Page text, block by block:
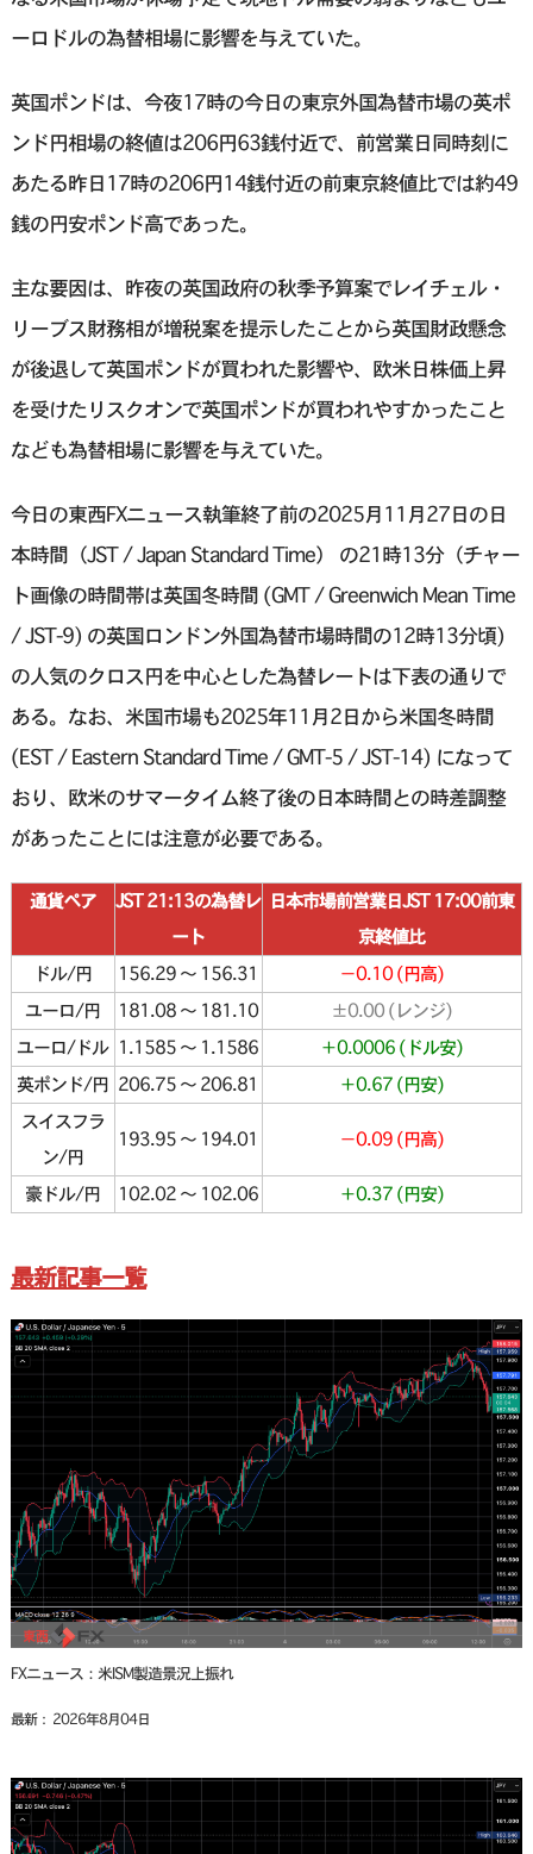
ーロドルの為替相場に影響を与えていた。
英国ポンドは、今夜17時の今日の東京外国為替市場の英ポ
ンド円相場の終値は206円63銭付近で、前営業日同時刻に
あたる昨日17時の206円14銭付近の前東京終値比では約49
銭の円安ポンド高であった。
主な要因は、昨夜の英国政府の秋季予算案でレイチェル・
リーブス財務相が増税案を提示したことから英国財政懸念
が後退して英国ポンドが買われた影響や、欧米日株価上昇
を受けたリスクオンで英国ポンドが買われやすかったこと
なども為替相場に影響を与えていた。
今日の東西FXニュース執筆終了前の2025月11月27日の日
本時間（JST / Japan Standard Time） の21時13分（チャー
ト画像の時間帯は英国冬時間 (GMT / Greenwich Mean Time
/ JST-9) の英国ロンドン外国為替市場時間の12時13分頃)
の人気のクロス円を中心とした為替レートは下表の通りで
ある。なお、米国市場も2025年11月2日から米国冬時間
(EST / Eastern Standard Time / GMT-5 / JST-14) になって
おり、欧米のサマータイム終了後の日本時間との時差調整
があったことには注意が必要である。
通貨ペア
JST 21:13の為替レ
ート
日本市場前営業日JST 17:00前東
京終値比
ドル/円
156.29 〜 156.31
−0.10 (円高)
ユーロ/円
181.08 〜 181.10
±0.00 (レンジ)
ユーロ/ドル 1.1585 〜 1.1586
＋0.0006 (ドル安)
英ポンド/円 206.75 〜 206.81
＋0.67 (円安)
スイスフラ
ン/円
193.95 〜 194.01 −0.09 (円高)
豪ドル/円 102.02 〜 102.06 ＋0.37 (円安)
最新記事一覧
FXニュース：米ISM製造景況上振れ
最新： 2026年8月04日